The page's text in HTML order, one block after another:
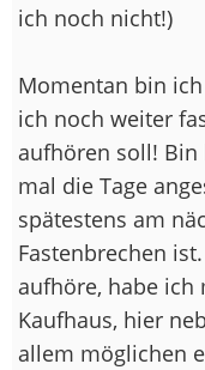
ich noch nicht!)
Momentan bin
ich noch weiter
aufhören soll! Bin
mal die Tage
spätestens am
Fastenbrechen
aufhöre, habe
Kaufhaus, hier
allem möglichen